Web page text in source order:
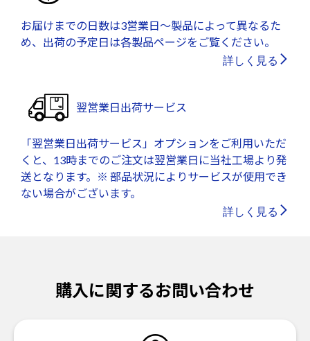
お届けまでの日数は3営業日～製品によって異なるた
め、出荷の予定日は各製品ページをご覧ください。
詳しく見る
翌営業日出荷サービス
「翌営業日出荷サービス」オプションをご利用いただ
くと、13時までのご注文は翌営業日に当社工場より発
送となります。※ 部品状況によりサービスが使用でき
ない場合がございます。
詳しく見る
購入に関するお問い合わせ